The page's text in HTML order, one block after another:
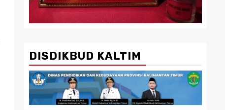
DISDIKBUD KALTIM